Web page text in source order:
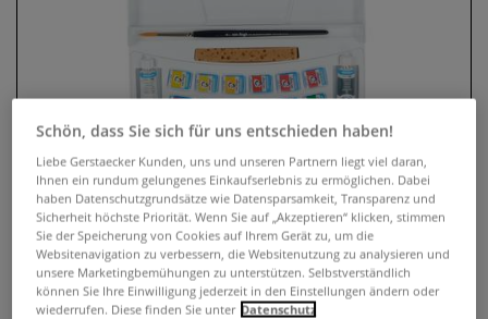
Talens Van Gogh Aquarellkasten
mit 18 halben Näpfchen
Schön, dass Sie sich für uns entschieden haben!
Liebe Gerstaecker Kunden, uns und unseren Partnern liegt viel daran,
Ihnen ein rundum gelungenes Einkaufserlebnis zu ermöglichen. Dabei
haben Datenschutzgrundsätze wie Datensparsamkeit, Transparenz und
Sicherheit höchste Priorität. Wenn Sie auf „Akzeptieren“ klicken, stimmen
Sie der Speicherung von Cookies auf Ihrem Gerät zu, um die
Websitenavigation zu verbessern, die Websitenutzung zu analysieren und
unsere Marketingbemühungen zu unterstützen. Selbstverständlich
können Sie Ihre Einwilligung jederzeit in den Einstellungen ändern oder
wiederrufen. Diese finden Sie unter Datenschutz